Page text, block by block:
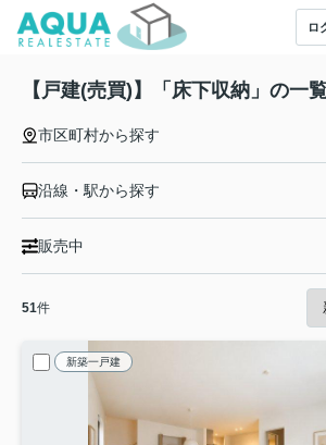
ロ
【戸建(売買)】「床下収納」の一
市区町村から探す
沿線・駅から探す
販売中
51件
新築一戸建